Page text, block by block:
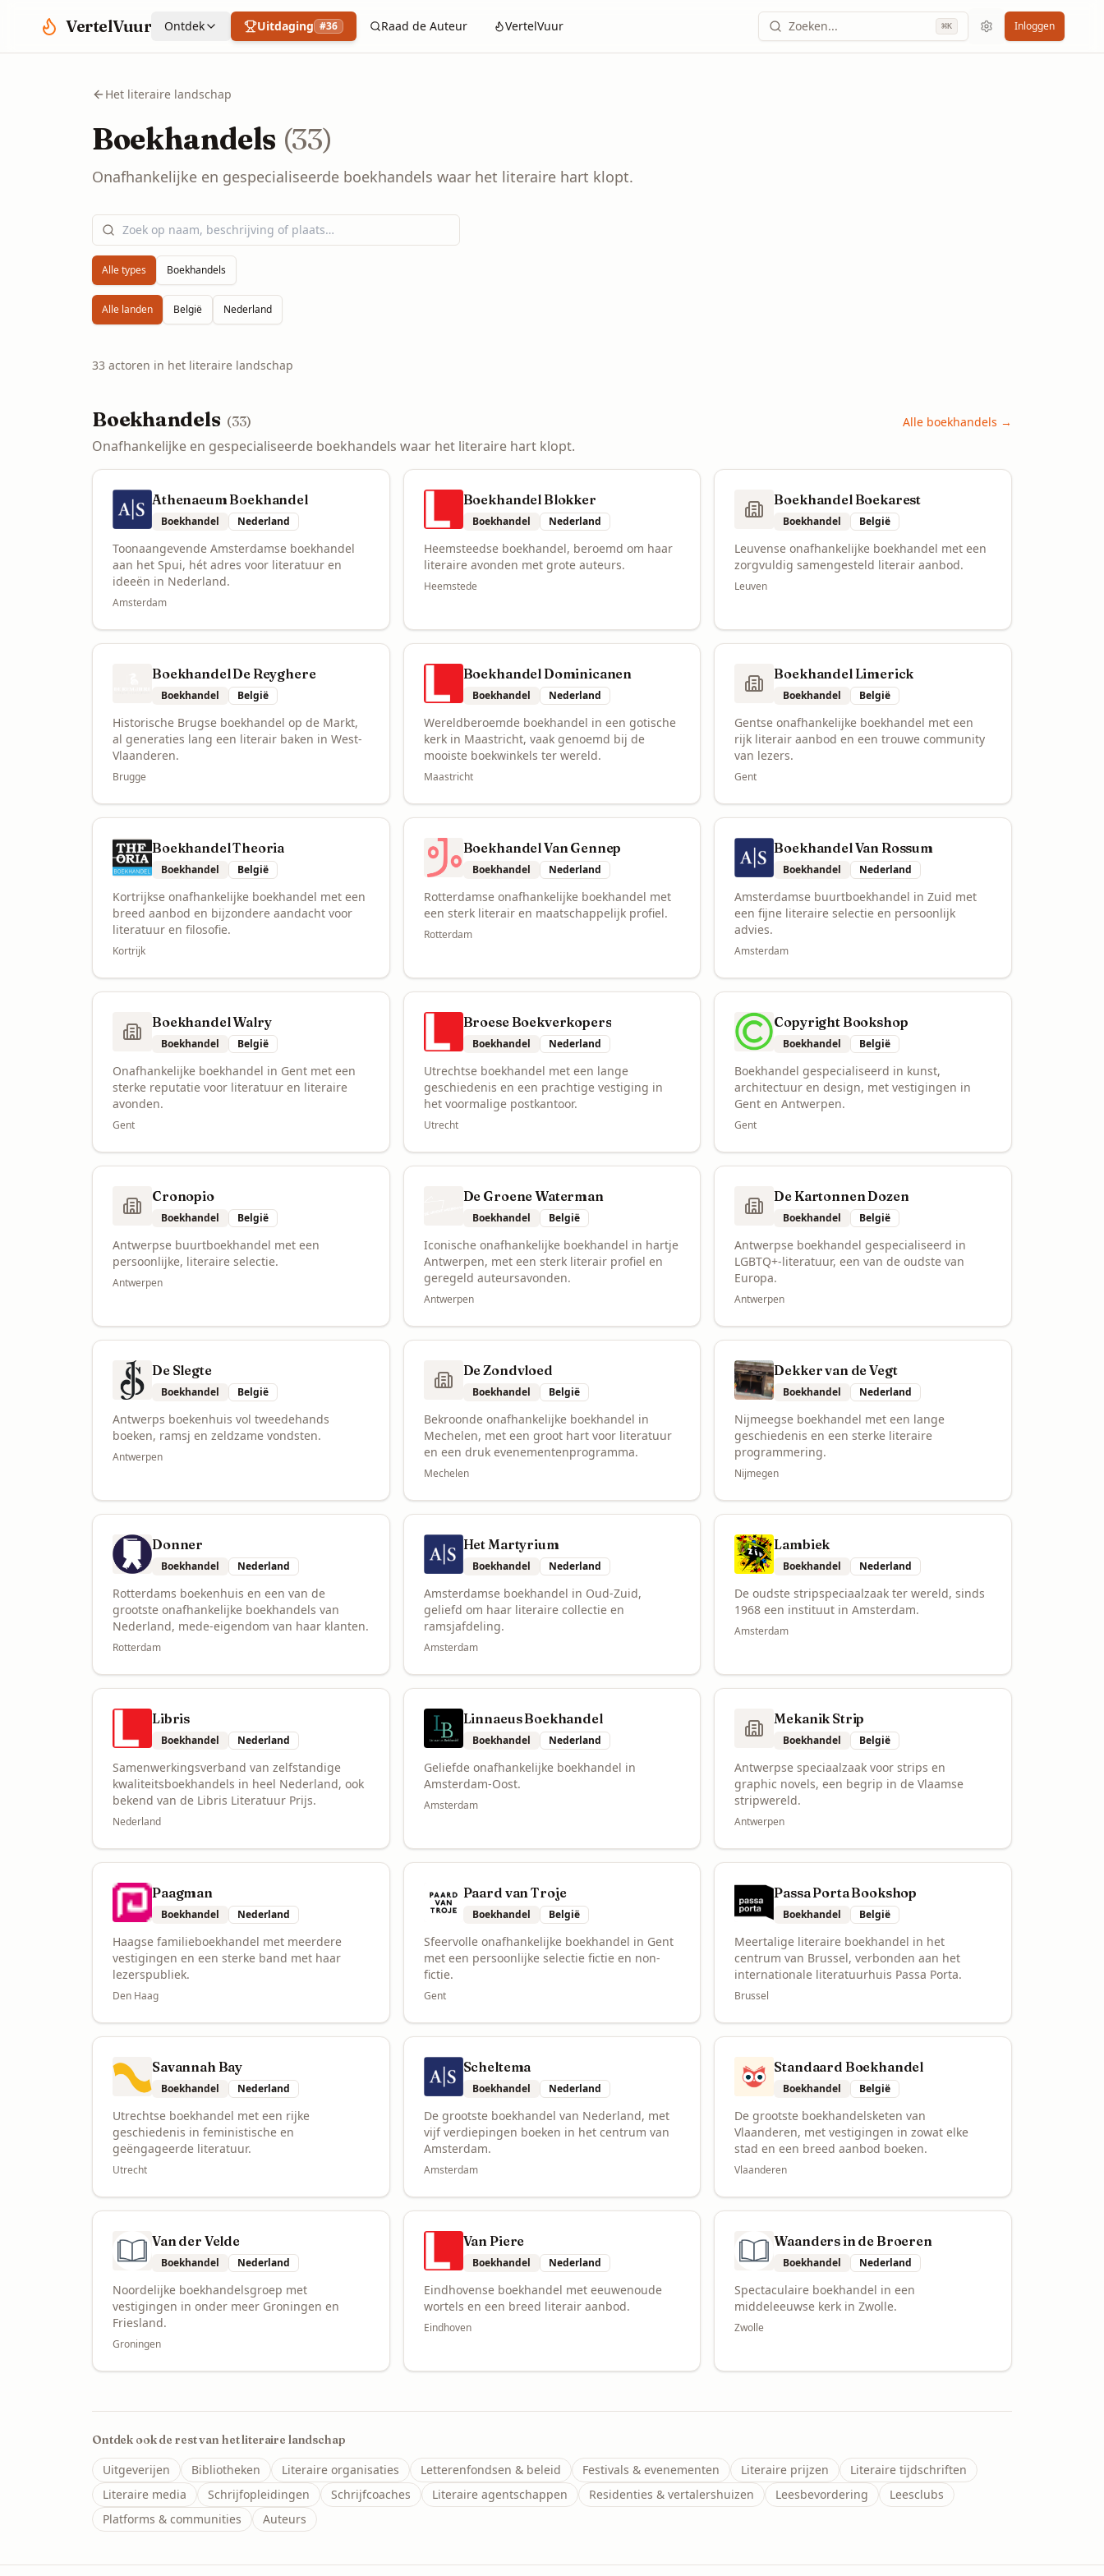
VertelVuur Ontdek Uitdaging #36 Raad de Auteur VertelVuur Zoeken... ⌘K Inloggen
Het literaire landschap
Boekhandels (33)
Onafhankelijke en gespecialiseerde boekhandels waar het literaire hart klopt.
Alle types Boekhandels
Alle landen België Nederland
33 actoren in het literaire landschap
Boekhandels (33) Alle boekhandels →
Onafhankelijke en gespecialiseerde boekhandels waar het literaire hart klopt.
Athenaeum Boekhandel
Boekhandel Nederland
Toonaangevende Amsterdamse boekhandel
aan het Spui, hét adres voor literatuur en
ideeën in Nederland.
Amsterdam
Boekhandel Blokker
Boekhandel Nederland
Heemsteedse boekhandel, beroemd om haar
literaire avonden met grote auteurs.
Heemstede
Boekhandel Boekarest
Boekhandel België
Leuvense onafhankelijke boekhandel met een
zorgvuldig samengesteld literair aanbod.
Leuven
Boekhandel De Reyghere
Boekhandel België
Historische Brugse boekhandel op de Markt,
al generaties lang een literair baken in West-
Vlaanderen.
Brugge
Boekhandel Dominicanen
Boekhandel Nederland
Wereldberoemde boekhandel in een gotische
kerk in Maastricht, vaak genoemd bij de
mooiste boekwinkels ter wereld.
Maastricht
Boekhandel Limerick
Boekhandel België
Gentse onafhankelijke boekhandel met een
rijk literair aanbod en een trouwe community
van lezers.
Gent
Boekhandel Theoria
Boekhandel België
Kortrijkse onafhankelijke boekhandel met een
breed aanbod en bijzondere aandacht voor
literatuur en filosofie.
Kortrijk
Boekhandel Van Gennep
Boekhandel Nederland
Rotterdamse onafhankelijke boekhandel met
een sterk literair en maatschappelijk profiel.
Rotterdam
Boekhandel Van Rossum
Boekhandel Nederland
Amsterdamse buurtboekhandel in Zuid met
een fijne literaire selectie en persoonlijk
advies.
Amsterdam
Boekhandel Walry
Boekhandel België
Onafhankelijke boekhandel in Gent met een
sterke reputatie voor literatuur en literaire
avonden.
Gent
Broese Boekverkopers
Boekhandel Nederland
Utrechtse boekhandel met een lange
geschiedenis en een prachtige vestiging in
het voormalige postkantoor.
Utrecht
Copyright Bookshop
Boekhandel België
Boekhandel gespecialiseerd in kunst,
architectuur en design, met vestigingen in
Gent en Antwerpen.
Gent
Cronopio
Boekhandel België
Antwerpse buurtboekhandel met een
persoonlijke, literaire selectie.
Antwerpen
De Groene Waterman
Boekhandel België
Iconische onafhankelijke boekhandel in hartje
Antwerpen, met een sterk literair profiel en
geregeld auteursavonden.
Antwerpen
De Kartonnen Dozen
Boekhandel België
Antwerpse boekhandel gespecialiseerd in
LGBTQ+-literatuur, een van de oudste van
Europa.
Antwerpen
De Slegte
Boekhandel België
Antwerps boekenhuis vol tweedehands
boeken, ramsj en zeldzame vondsten.
Antwerpen
De Zondvloed
Boekhandel België
Bekroonde onafhankelijke boekhandel in
Mechelen, met een groot hart voor literatuur
en een druk evenementenprogramma.
Mechelen
Dekker van de Vegt
Boekhandel Nederland
Nijmeegse boekhandel met een lange
geschiedenis en een sterke literaire
programmering.
Nijmegen
Donner
Boekhandel Nederland
Rotterdams boekenhuis en een van de
grootste onafhankelijke boekhandels van
Nederland, mede-eigendom van haar klanten.
Rotterdam
Het Martyrium
Boekhandel Nederland
Amsterdamse boekhandel in Oud-Zuid,
geliefd om haar literaire collectie en
ramsjafdeling.
Amsterdam
Lambiek
Boekhandel Nederland
De oudste stripspeciaalzaak ter wereld, sinds
1968 een instituut in Amsterdam.
Amsterdam
Libris
Boekhandel Nederland
Samenwerkingsverband van zelfstandige
kwaliteitsboekhandels in heel Nederland, ook
bekend van de Libris Literatuur Prijs.
Nederland
Linnaeus Boekhandel
Boekhandel Nederland
Geliefde onafhankelijke boekhandel in
Amsterdam-Oost.
Amsterdam
Mekanik Strip
Boekhandel België
Antwerpse speciaalzaak voor strips en
graphic novels, een begrip in de Vlaamse
stripwereld.
Antwerpen
Paagman
Boekhandel Nederland
Haagse familieboekhandel met meerdere
vestigingen en een sterke band met haar
lezerspubliek.
Den Haag
Paard van Troje
Boekhandel België
Sfeervolle onafhankelijke boekhandel in Gent
met een persoonlijke selectie fictie en non-
fictie.
Gent
Passa Porta Bookshop
Boekhandel België
Meertalige literaire boekhandel in het
centrum van Brussel, verbonden aan het
internationale literatuurhuis Passa Porta.
Brussel
Savannah Bay
Boekhandel Nederland
Utrechtse boekhandel met een rijke
geschiedenis in feministische en
geëngageerde literatuur.
Utrecht
Scheltema
Boekhandel Nederland
De grootste boekhandel van Nederland, met
vijf verdiepingen boeken in het centrum van
Amsterdam.
Amsterdam
Standaard Boekhandel
Boekhandel België
De grootste boekhandelsketen van
Vlaanderen, met vestigingen in zowat elke
stad en een breed aanbod boeken.
Vlaanderen
Van der Velde
Boekhandel Nederland
Noordelijke boekhandelsgroep met
vestigingen in onder meer Groningen en
Friesland.
Groningen
Van Piere
Boekhandel Nederland
Eindhovense boekhandel met eeuwenoude
wortels en een breed literair aanbod.
Eindhoven
Waanders in de Broeren
Boekhandel Nederland
Spectaculaire boekhandel in een
middeleeuwse kerk in Zwolle.
Zwolle
Ontdek ook de rest van het literaire landschap
Uitgeverijen Bibliotheken Literaire organisaties Letterenfondsen & beleid Festivals & evenementen Literaire prijzen
Literaire tijdschriften
Literaire media
Schrijfopleidingen Schrijfcoaches Literaire agentschappen Residenties & vertalershuizen Leesbevordering
Leesclubs
Platforms & communities
Auteurs